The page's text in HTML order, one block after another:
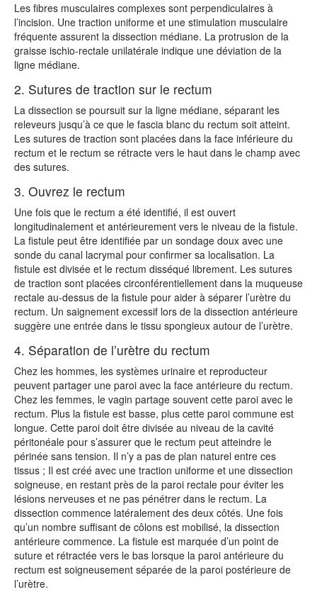
Les fibres musculaires complexes sont perpendiculaires à
l’incision. Une traction uniforme et une stimulation musculaire
fréquente assurent la dissection médiane. La protrusion de la
graisse ischio-rectale unilatérale indique une déviation de la
ligne médiane.
2. Sutures de traction sur le rectum
La dissection se poursuit sur la ligne médiane, séparant les
releveurs jusqu’à ce que le fascia blanc du rectum soit atteint.
Les sutures de traction sont placées dans la face inférieure du
rectum et le rectum se rétracte vers le haut dans le champ avec
des sutures.
3. Ouvrez le rectum
Une fois que le rectum a été identifié, il est ouvert
longitudinalement et antérieurement vers le niveau de la fistule.
La fistule peut être identifiée par un sondage doux avec une
sonde du canal lacrymal pour confirmer sa localisation. La
fistule est divisée et le rectum disséqué librement. Les sutures
de traction sont placées circonférentiellement dans la muqueuse
rectale au-dessus de la fistule pour aider à séparer l’urètre du
rectum. Un saignement excessif lors de la dissection antérieure
suggère une entrée dans le tissu spongieux autour de l’urètre.
4. Séparation de l’urètre du rectum
Chez les hommes, les systèmes urinaire et reproducteur
peuvent partager une paroi avec la face antérieure du rectum.
Chez les femmes, le vagin partage souvent cette paroi avec le
rectum. Plus la fistule est basse, plus cette paroi commune est
longue. Cette paroi doit être divisée au niveau de la cavité
péritonéale pour s’assurer que le rectum peut atteindre le
périnée sans tension. Il n’y a pas de plan naturel entre ces
tissus ; Il est créé avec une traction uniforme et une dissection
soigneuse, en restant près de la paroi rectale pour éviter les
lésions nerveuses et ne pas pénétrer dans le rectum. La
dissection commence latéralement des deux côtés. Une fois
qu’un nombre suffisant de côlons est mobilisé, la dissection
antérieure commence. La fistule est marquée d’un point de
suture et rétractée vers le bas lorsque la paroi antérieure du
rectum est soigneusement séparée de la paroi postérieure de
l’urètre.